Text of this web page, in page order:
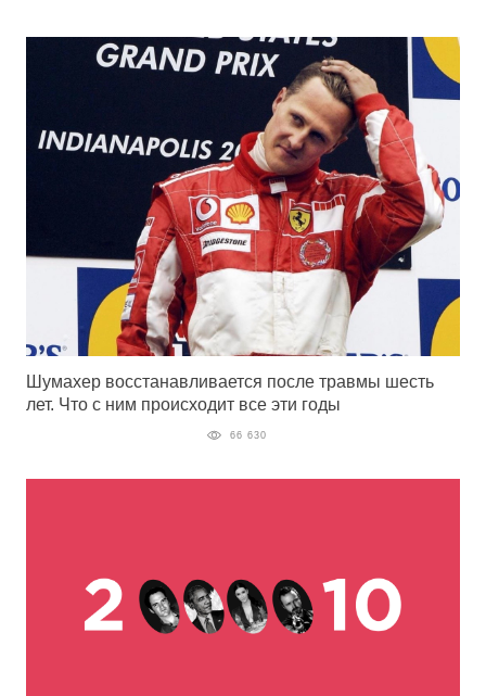
Шумахер восстанавливается после травмы шесть
лет. Что с ним происходит все эти годы
66 630